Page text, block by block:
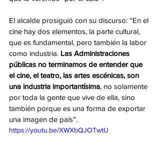
El alcalde prosiguió con su discurso: “En el
cine hay dos elementos, la parte cultural,
que es fundamental, pero también la labor
como industria. Las Administraciones
públicas no terminamos de entender que
el cine, el teatro, las artes escénicas, son
una industria importantísima, no solamente
por toda la gente que vive de ella, sino
también porque es una forma de exportar
una imagen de país”.
https://youtu.be/XWXbQJOTwtU